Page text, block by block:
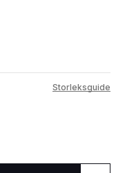
Storleksguide